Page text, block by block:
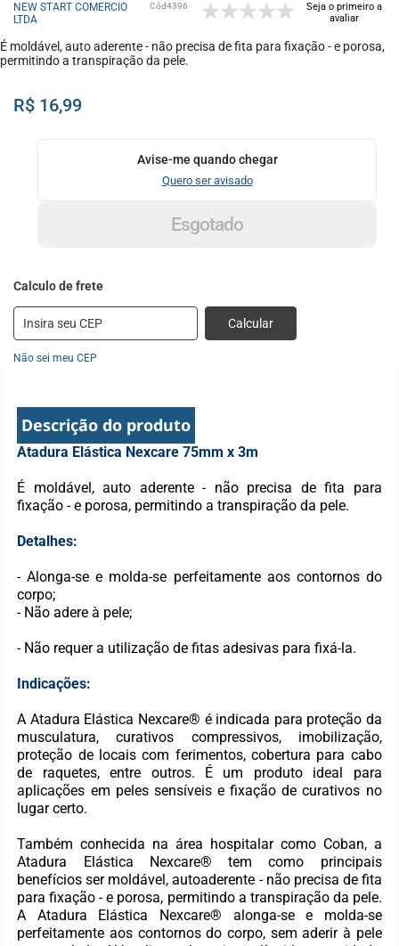
NEW START COMERCIO
LTDA
4396
Seja o primeiro a
avaliar
É moldável, auto aderente - não precisa de fita para fixação - e porosa,
permitindo a transpiração da pele.
R$ 16,99
Esgotado
Avise-me quando chegar
Quero ser avisado
Calcular
Não sei meu CEP
Descrição do produto
Atadura Elástica Nexcare 75mm x 3m
É moldável, auto aderente - não precisa de fita para
fixação - e porosa, permitindo a transpiração da pele.
Detalhes:
- Alonga-se e molda-se perfeitamente aos contornos do
corpo;
- Não adere à pele;
- Não requer a utilização de fitas adesivas para fixá-la.
Indicações:
A Atadura Elástica Nexcare® é indicada para proteção da
musculatura, curativos compressivos, imobilização,
proteção de locais com ferimentos, cobertura para cabo
de raquetes, entre outros. É um produto ideal para
aplicações em peles sensíveis e fixação de curativos no
lugar certo.
Também conhecida na área hospitalar como Coban, a
Atadura Elástica Nexcare® tem como principais
benefícios ser moldável, autoaderente - não precisa de fita
para fixação - e porosa, permitindo a transpiração da pele.
A Atadura Elástica Nexcare® alonga-se e molda-se
perfeitamente aos contornos do corpo, sem aderir à pele